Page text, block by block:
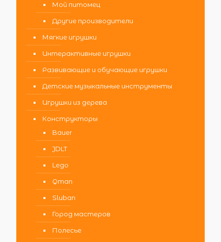
Мой питомец
Другие производители
Мягкие игрушки
Интерактивные игрушки
Развивающие и обучающие игрушки
Детские музыкальные инструменты
Игрушки из дерева
Конструкторы
Bauer
JDLT
Lego
Qman
Sluban
Город мастеров
Полесье